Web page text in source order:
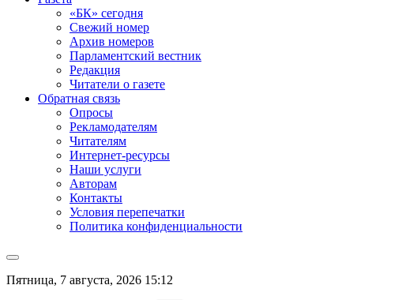
«БК» сегодня
Свежий номер
Архив номеров
Парламентский вестник
Редакция
Читатели о газете
Обратная связь
Опросы
Рекламодателям
Читателям
Интернет-ресурсы
Наши услуги
Авторам
Контакты
Условия перепечатки
Политика конфиденциальности
Пятница, 7 августа, 2026 15:12